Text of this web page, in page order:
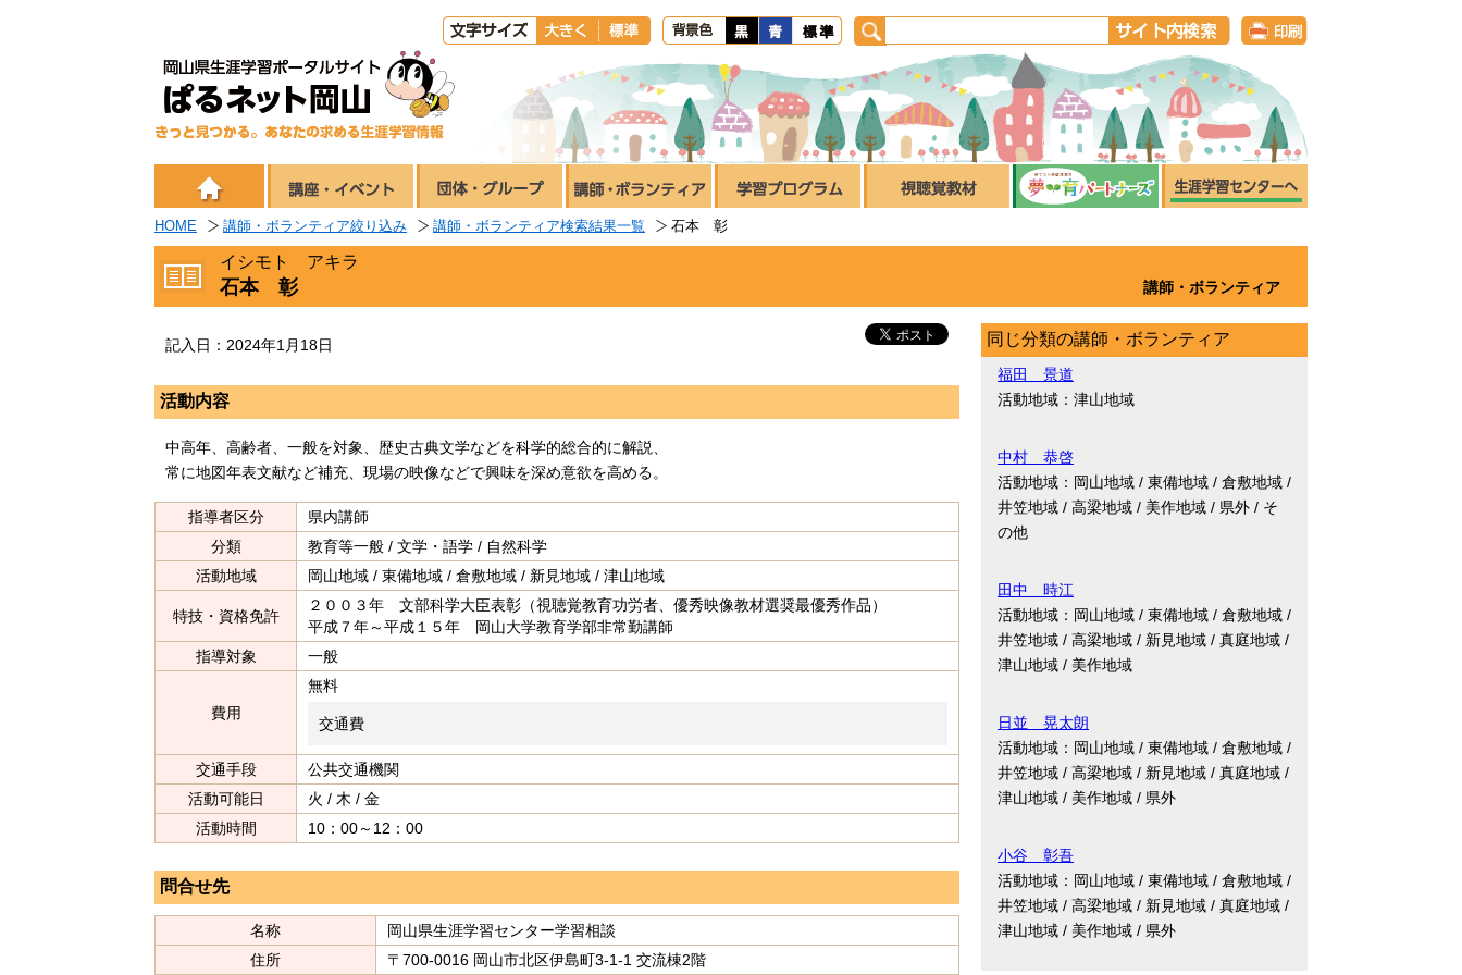
HOME 講師・ボランティア絞り込み 講師・ボランティア検索結果一覧 石本 彰
イシモト アキラ
石本 彰 講師・ボランティア
記入日：2024年1月18日
活動内容
中高年、高齢者、一般を対象、歴史古典文学などを科学的総合的に解説、
常に地図年表文献など補充、現場の映像などで興味を深め意欲を高める。
指導者区分
県内講師
分類
教育等一般 / 文学・語学 / 自然科学
活動地域
岡山地域 / 東備地域 / 倉敷地域 / 新見地域 / 津山地域
特技・資格免許
２００３年 文部科学大臣表彰（視聴覚教育功労者、優秀映像教材選奨最優秀作品）
平成７年～平成１５年 岡山大学教育学部非常勤講師
指導対象
一般
費用
無料
交通費
交通手段
公共交通機関
活動可能日
火 / 木 / 金
活動時間
10：00～12：00
問合せ先
名称
岡山県生涯学習センター学習相談
住所
〒700-0016 岡山市北区伊島町3-1-1 交流棟2階
同じ分類の講師・ボランティア
福田 景道
活動地域：津山地域
中村 恭啓
活動地域：岡山地域 / 東備地域 / 倉敷地域 /
井笠地域 / 高梁地域 / 美作地域 / 県外 / そ
の他
田中 時江
活動地域：岡山地域 / 東備地域 / 倉敷地域 /
井笠地域 / 高梁地域 / 新見地域 / 真庭地域 /
津山地域 / 美作地域
日並 晃太朗
活動地域：岡山地域 / 東備地域 / 倉敷地域 /
井笠地域 / 高梁地域 / 新見地域 / 真庭地域 /
津山地域 / 美作地域 / 県外
小谷 彰吾
活動地域：岡山地域 / 東備地域 / 倉敷地域 /
井笠地域 / 高梁地域 / 新見地域 / 真庭地域 /
津山地域 / 美作地域 / 県外